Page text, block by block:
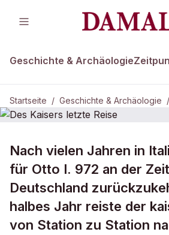
Geschichte & Archäologie
Startseite / Geschichte & Archäologie /
DAMALS Plus GESCHICHTE &
Des Kaisers letzte
Nach vielen Jahren in
für Otto I. 972 an der
Deutschland
halbes Jahr reiste der
von Station zu Station